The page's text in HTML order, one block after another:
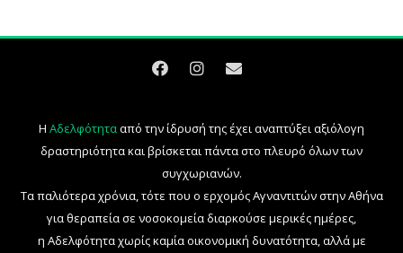
Η Αδελφότητααπό την ίδρυσή της έχει αναπτύξει αξιόλογη
δραστηριότητα και βρίσκεται πάντα στο πλευρό όλων των
συγχωριανών.
Τα παλιότερα χρόνια, τότε που ο ερχομός Αγναντιτών στην Αθήνα
για θεραπεία σε νοσοκομεία διαρκούσε μερικές ημέρες,
η Αδελφότητα χωρίς καμία οικονομική δυνατότητα, αλλά με